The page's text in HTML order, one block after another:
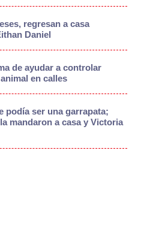
regresan a casa
Daniel
de ayudar a controlar
en calles
podía ser una garrapata;
mandaron a casa y Victoria